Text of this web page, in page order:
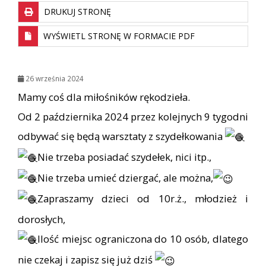
DRUKUJ STRONĘ
WYŚWIETL STRONĘ W FORMACIE PDF
26 września 2024
Mamy coś dla miłośników rękodzieła.
Od 2 października 2024 przez kolejnych 9 tygodni
odbywać się będą warsztaty z szydełkowania
Nie trzeba posiadać szydełek, nici itp.,
Nie trzeba umieć dziergać, ale można,
Zapraszamy dzieci od 10r.ż., młodzież i
dorosłych,
Ilość miejsc ograniczona do 10 osób, dlatego
nie czekaj i zapisz się już dziś